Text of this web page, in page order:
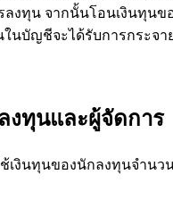
งทุน จากนั้นโอนเงินทุนข
นบัญชีจะได้รับการกระจ
งทุนและผู้จัดการ
งินทุนของนักลงทุนจำน